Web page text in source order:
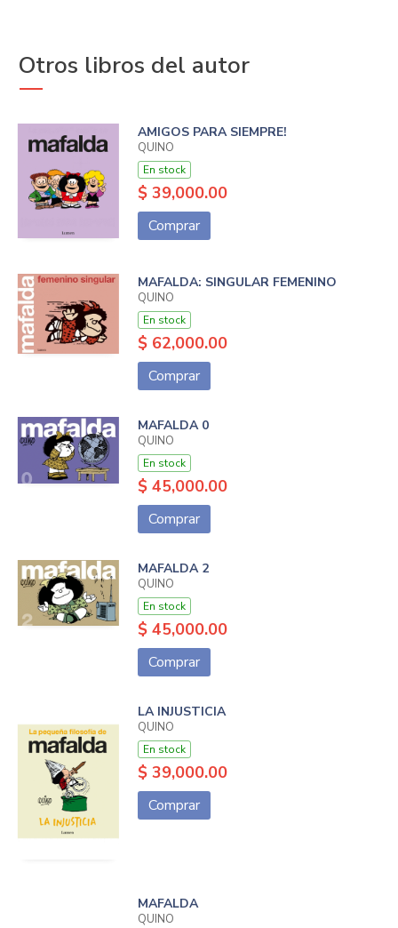
Otros libros del autor
AMIGOS PARA SIEMPRE!
QUINO
En stock
$ 39,000.00
Comprar
MAFALDA: SINGULAR FEMENINO
QUINO
En stock
$ 62,000.00
Comprar
MAFALDA 0
QUINO
En stock
$ 45,000.00
Comprar
MAFALDA 2
QUINO
En stock
$ 45,000.00
Comprar
LA INJUSTICIA
QUINO
En stock
$ 39,000.00
Comprar
MAFALDA
QUINO